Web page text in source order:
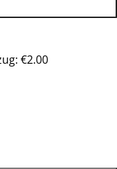
€2.00